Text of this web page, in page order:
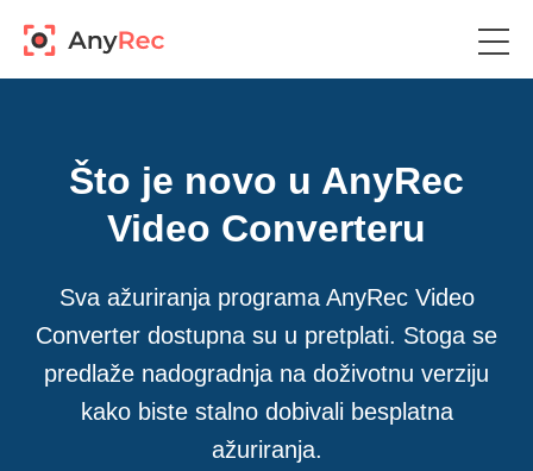
Što je novo u AnyRec
Video Converteru
Sva ažuriranja programa AnyRec Video
Converter dostupna su u pretplati. Stoga se
predlaže nadogradnja na doživotnu verziju
kako biste stalno dobivali besplatna
ažuriranja.